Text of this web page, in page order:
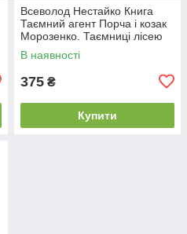
Всеволод Нестайко Книга
Таємний агент Порча і козак
Морозенко. Таємниці лісею
"Кондор"
В наявності
375 ₴
Купити